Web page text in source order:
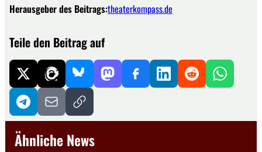
Herausgeber des Beitrags:theaterkompass.de
Teile den Beitrag auf
Ähnliche News